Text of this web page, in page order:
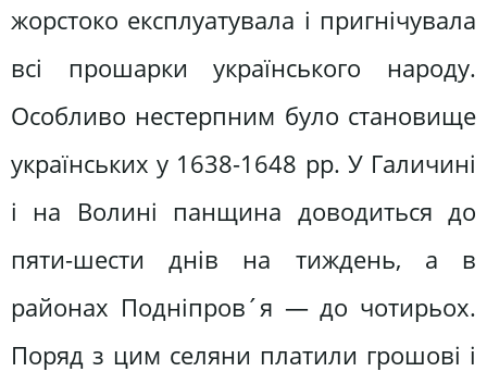
жорстоко експлуатувала і пригнічувала
всі прошарки українського народу.
Особливо нестерпним було становище
українських у 1638-1648 pp. У Галичині
і на Волині панщина доводиться до
пяти-шести днів на тиждень, а в
районах Подніпров´я — до чотирьох.
Поряд з цим селяни платили грошові і